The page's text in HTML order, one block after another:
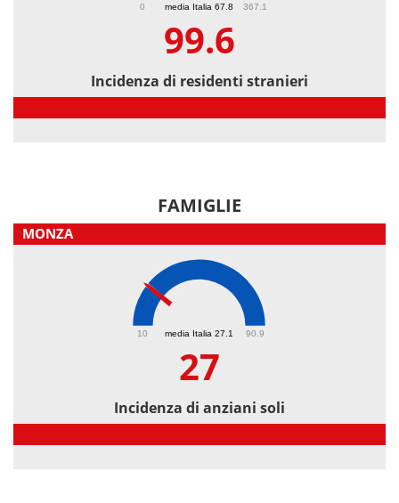
media Italia 67.8
0 367.1
99.6
Incidenza di residenti stranieri
FAMIGLIE
MONZA
media Italia 27.1
10 90.9
27
Incidenza di anziani soli